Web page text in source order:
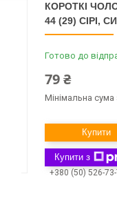
КОРОТКІ
44 (29) СІРІ,
Готово до
79 ₴
Мінімальна
Купити
Купити з
+380 (50) 526-